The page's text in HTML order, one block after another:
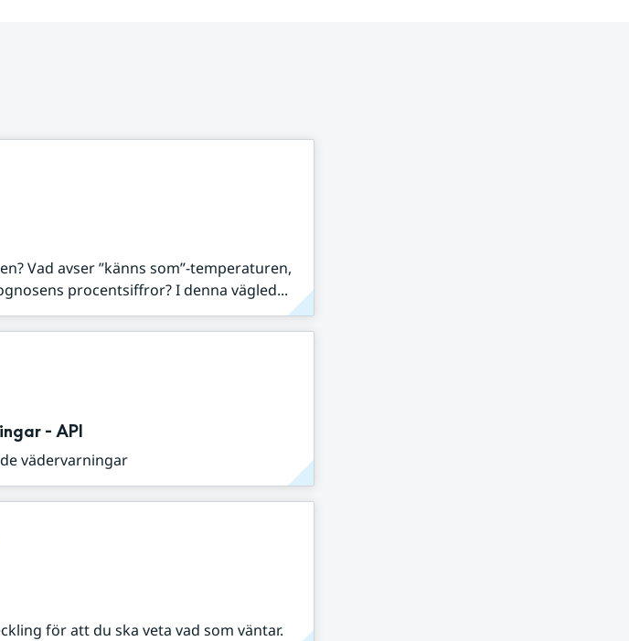
Vad avser ”känns som”-temperaturen,
procentsiffror? I denna vägled...
- API
vädervarningar
för att du ska veta vad som väntar.